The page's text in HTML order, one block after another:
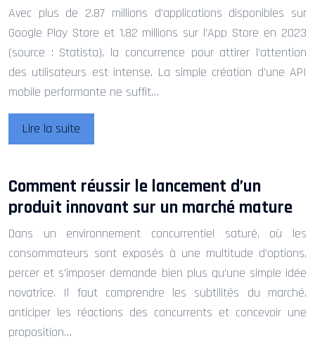
Avec plus de 2.87 millions d’applications disponibles sur
Google Play Store et 1.82 millions sur l’App Store en 2023
(source : Statista), la concurrence pour attirer l’attention
des utilisateurs est intense. La simple création d’une API
mobile performante ne suffit…
Lire la suite
Comment réussir le lancement d’un
produit innovant sur un marché mature
Dans un environnement concurrentiel saturé, où les
consommateurs sont exposés à une multitude d’options,
percer et s’imposer demande bien plus qu’une simple idée
novatrice. Il faut comprendre les subtilités du marché,
anticiper les réactions des concurrents et concevoir une
proposition…